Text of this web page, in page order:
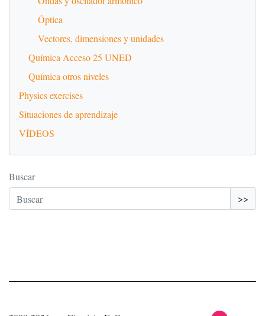
Óptica
Vectores, dimensiones y unidades
Química Acceso 25 UNED
Química otros niveles
Physics exercises
Situaciones de aprendizaje
VÍDEOS
Buscar
>>